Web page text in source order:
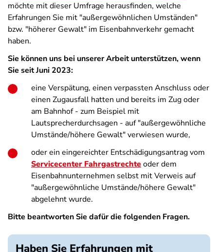
möchte mit dieser Umfrage herausfinden, welche
Erfahrungen Sie mit "außergewöhnlichen Umständen"
bzw. "höherer Gewalt" im Eisenbahnverkehr gemacht
haben.
Sie können uns bei unserer Arbeit unterstützen, wenn
Sie seit Juni 2023:
eine Verspätung, einen verpassten Anschluss oder
einen Zugausfall hatten und bereits im Zug oder
am Bahnhof - zum Beispiel mit
Lautsprecherdurchsagen - auf "außergewöhnliche
Umstände/höhere Gewalt" verwiesen wurde,
oder ein eingereichter Entschädigungsantrag vom
Servicecenter Fahrgastrechteoder dem
Eisenbahnunternehmen selbst mit Verweis auf
"außergewöhnliche Umstände/höhere Gewalt"
abgelehnt wurde.
Bitte beantworten Sie dafür die folgenden Fragen.
Haben Sie Erfahrungen mit